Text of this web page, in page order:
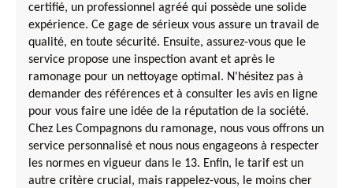
certifié, un professionnel agréé qui possède une solide
expérience. Ce gage de sérieux vous assure un travail de
qualité, en toute sécurité. Ensuite, assurez-vous que le
service propose une inspection avant et après le
ramonage pour un nettoyage optimal. N'hésitez pas à
demander des références et à consulter les avis en ligne
pour vous faire une idée de la réputation de la société.
Chez Les Compagnons du ramonage, nous vous offrons un
service personnalisé et nous nous engageons à respecter
les normes en vigueur dans le 13. Enfin, le tarif est un
autre critère crucial, mais rappelez-vous, le moins cher